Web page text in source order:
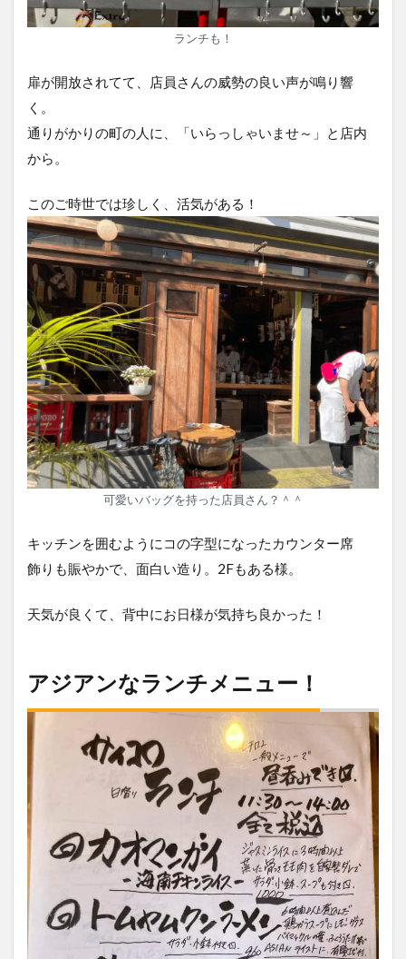
ランチも！
扉が開放されてて、店員さんの威勢の良い声が鳴り響
く。
通りがかりの町の人に、「いらっしゃいませ～」と店内
から。
このご時世では珍しく、活気がある！
可愛いバッグを持った店員さん？＾＾
キッチンを囲むようにコの字型になったカウンター席
飾りも賑やかで、面白い造り。2Fもある様。
天気が良くて、背中にお日様が気持ち良かった！
アジアンなランチメニュー！